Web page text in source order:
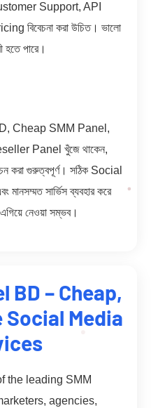
Support, API
বিবেচনা করা উচিত। ভালো
হতে পারে।
Cheap SMM Panel,
Panel খুঁজে থাকেন,
করা গুরুত্বপূর্ণ। সঠিক Social
সার্ভিস ব্যবহার করে
নেওয়া সম্ভব।
BD – Cheap,
Social Media
the leading SMM
agencies,